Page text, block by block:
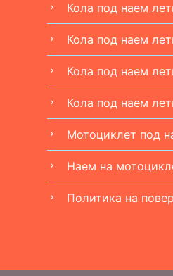
chevron_right Кола под наем
chevron_right Кола под наем
chevron_right Кола под наем
chevron_right Кола под наем
chevron_right Мотоциклет под
chevron_right Наем на
chevron_right Политика на